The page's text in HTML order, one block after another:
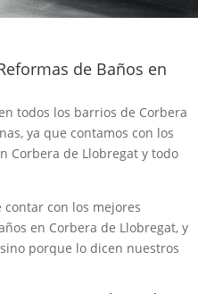
de Baños en
todos los barrios de Corbera
ya que contamos con los
Corbera de Llobregat y todo
con los mejores
en Corbera de Llobregat, y
porque lo dicen nuestros